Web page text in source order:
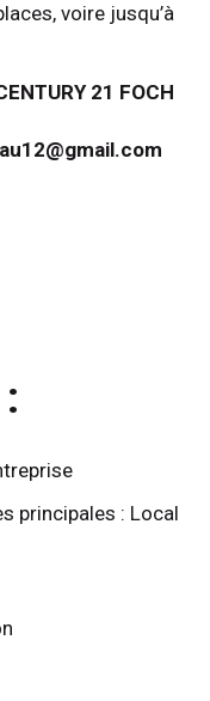
voire jusqu’à
21 FOCH
principales : Local